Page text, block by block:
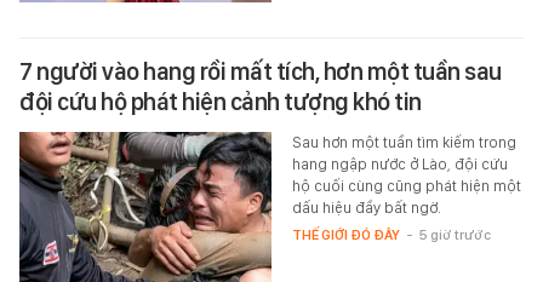
7 người vào hang rồi mất tích, hơn một tuần sau
đội cứu hộ phát hiện cảnh tượng khó tin
Sau hơn một tuần tìm kiếm trong
hang ngập nước ở Lào, đội cứu
hộ cuối cùng cũng phát hiện một
dấu hiệu đầy bất ngờ.
THẾ GIỚI ĐÓ ĐÂY - 5 giờ trước